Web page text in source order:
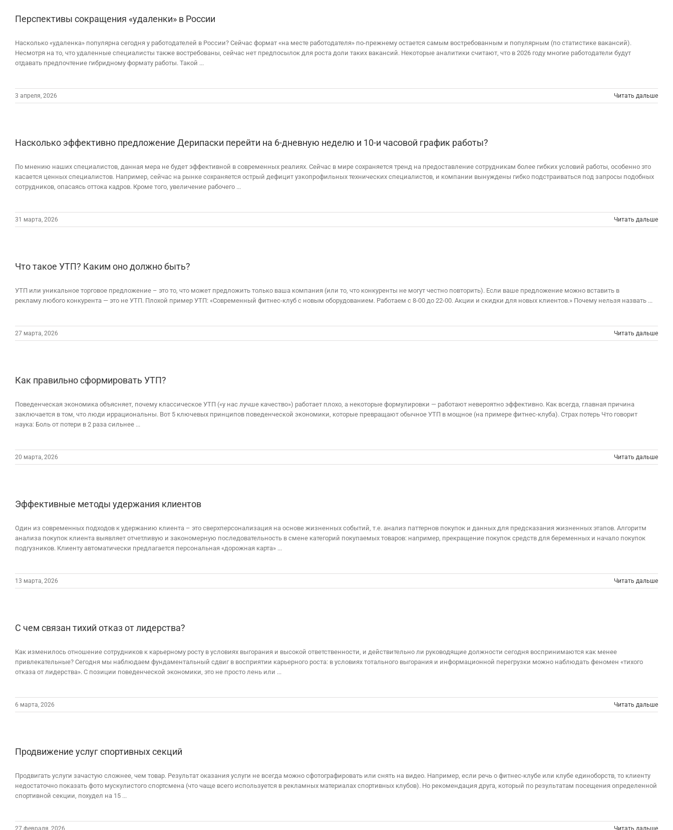
Перспективы сокращения «удаленки» в России
Насколько «удаленка» популярна сегодня у работодателей в России? Сейчас формат «на месте работодателя» по-прежнему остается самым востребованным и популярным (по статистике вакансий).
Несмотря на то, что удаленные специалисты также востребованы, сейчас нет предпосылок для роста доли таких вакансий. Некоторые аналитики считают, что в 2026 году многие работодатели будут
отдавать предпочтение гибридному формату работы. Такой ...
3 апреля, 2026 Читать дальше
Насколько эффективно предложение Дерипаски перейти на 6-дневную неделю и 10-и часовой график работы?
По мнению наших специалистов, данная мера не будет эффективной в современных реалиях. Сейчас в мире сохраняется тренд на предоставление сотрудникам более гибких условий работы, особенно это
касается ценных специалистов. Например, сейчас на рынке сохраняется острый дефицит узкопрофильных технических специалистов, и компании вынуждены гибко подстраиваться под запросы подобных
сотрудников, опасаясь оттока кадров. Кроме того, увеличение рабочего ...
31 марта, 2026 Читать дальше
Что такое УТП? Каким оно должно быть?
УТП или уникальное торговое предложение – это то, что может предложить только ваша компания (или то, что конкуренты не могут честно повторить). Если ваше предложение можно вставить в
рекламу любого конкурента — это не УТП. Плохой пример УТП: «Современный фитнес-клуб с новым оборудованием. Работаем с 8-00 до 22-00. Акции и скидки для новых клиентов.» Почему нельзя назвать ...
27 марта, 2026 Читать дальше
Как правильно сформировать УТП?
Поведенческая экономика объясняет, почему классическое УТП («у нас лучше качество») работает плохо, а некоторые формулировки — работают невероятно эффективно. Как всегда, главная причина
заключается в том, что люди иррациональны. Вот 5 ключевых принципов поведенческой экономики, которые превращают обычное УТП в мощное (на примере фитнес-клуба). Страх потерь Что говорит
наука: Боль от потери в 2 раза сильнее ...
20 марта, 2026 Читать дальше
Эффективные методы удержания клиентов
Один из современных подходов к удержанию клиента – это сверхперсонализация на основе жизненных событий, т.е. анализ паттернов покупок и данных для предсказания жизненных этапов. Алгоритм
анализа покупок клиента выявляет отчетливую и закономерную последовательность в смене категорий покупаемых товаров: например, прекращение покупок средств для беременных и начало покупок
подгузников. Клиенту автоматически предлагается персональная «дорожная карта» ...
13 марта, 2026 Читать дальше
С чем связан тихий отказ от лидерства?
Как изменилось отношение сотрудников к карьерному росту в условиях выгорания и высокой ответственности, и действительно ли руководящие должности сегодня воспринимаются как менее
привлекательные? Сегодня мы наблюдаем фундаментальный сдвиг в восприятии карьерного роста: в условиях тотального выгорания и информационной перегрузки можно наблюдать феномен «тихого
отказа от лидерства». С позиции поведенческой экономики, это не просто лень или ...
6 марта, 2026 Читать дальше
Продвижение услуг спортивных секций
Продвигать услуги зачастую сложнее, чем товар. Результат оказания услуги не всегда можно сфотографировать или снять на видео. Например, если речь о фитнес-клубе или клубе единоборств, то клиенту
недостаточно показать фото мускулистого спортсмена (что чаще всего используется в рекламных материалах спортивных клубов). Но рекомендация друга, который по результатам посещения определенной
спортивной секции, похудел на 15 ...
27 февраля, 2026 Читать дальше